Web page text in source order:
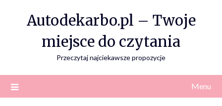
Autodekarbo.pl – Twoje
miejsce do czytania
Przeczytaj najciekawsze propozycje
Menu